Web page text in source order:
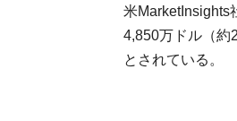
米MarketInsights
4,850万ドル（約
とされている。